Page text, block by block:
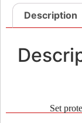
Description
Set